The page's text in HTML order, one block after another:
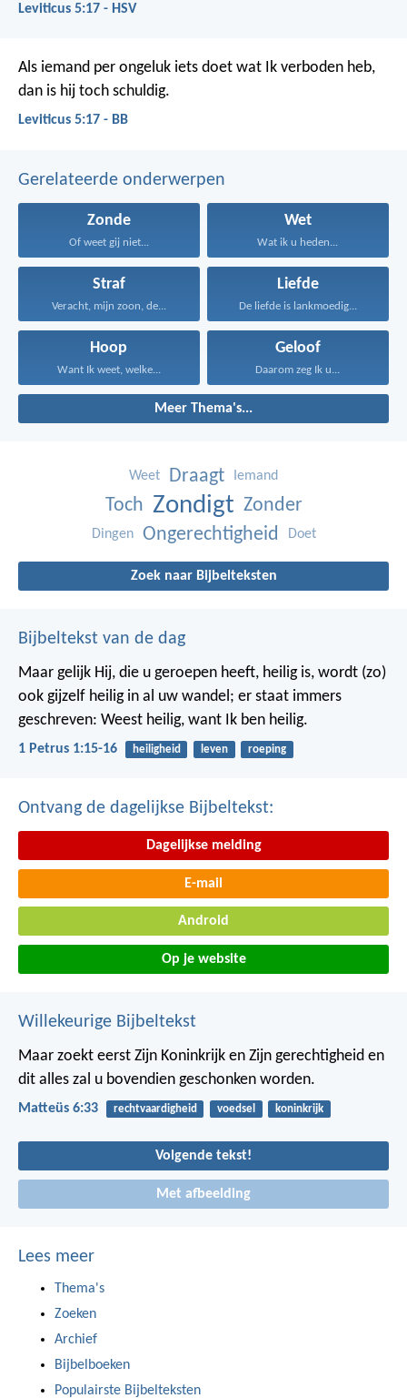
Leviticus 5:17 - HSV
Als iemand per ongeluk iets doet wat Ik verboden heb,
dan is hij toch schuldig.
Leviticus 5:17 - BB
Gerelateerde onderwerpen
Zonde
Of weet gij niet...
Wet
Wat ik u heden...
Straf
Veracht, mijn zoon, de...
Liefde
De liefde is lankmoedig...
Hoop
Want Ik weet, welke...
Geloof
Daarom zeg Ik u...
Meer Thema's...
Weet Draagt Iemand
Toch Zondigt Zonder
Dingen Ongerechtigheid Doet
Zoek naar Bijbelteksten
Bijbeltekst van de dag
Maar gelijk Hij, die u geroepen heeft, heilig is, wordt (zo)
ook gijzelf heilig in al uw wandel; er staat immers
geschreven: Weest heilig, want Ik ben heilig.
1 Petrus 1:15-16 heiligheid leven roeping
Ontvang de dagelijkse Bijbeltekst:
Dagelijkse melding
E-mail
Android
Op je website
Willekeurige Bijbeltekst
Maar zoekt eerst Zijn Koninkrijk en Zijn gerechtigheid en
dit alles zal u bovendien geschonken worden.
Matteüs 6:33 rechtvaardigheid voedsel koninkrijk
Volgende tekst!
Met afbeelding
Lees meer
Thema's
Zoeken
Archief
Bijbelboeken
Populairste Bijbelteksten